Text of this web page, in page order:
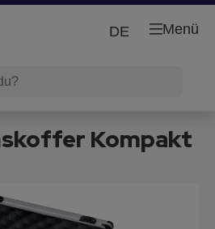
Menü
DE
Kompakt